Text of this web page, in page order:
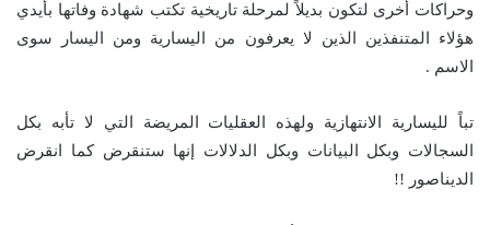
وحراكات أخرى لتكون بديلاً لمرحلة تاريخية تكتب شهادة وفاتها بأيدي
هؤلاء المتنفذين الذين لا يعرفون من اليسارية ومن اليسار سوى
الاسم .
تباً لليسارية الانتهازية ولهذه العقليات المريضة التي لا تأبه بكل
السجالات وبكل البيانات وبكل الدلالات إنها ستنقرض كما انقرض
الديناصور !!